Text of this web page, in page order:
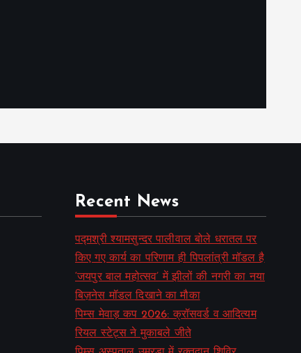
Recent News
पद्मश्री श्यामसुन्दर पालीवाल बोले धरातल पर
किए गए कार्य का परिणाम ही पिपलांत्री मॉडल है
‘जयपुर बाल महोत्सव’ में झीलों की नगरी का नया
बिज़नेस मॉडल दिखाने का मौका
पिम्स मेवाड़ कप 2026: क्रॉसवर्ड व आदित्यम
रियल स्टेट्स ने मुकाबले जीते